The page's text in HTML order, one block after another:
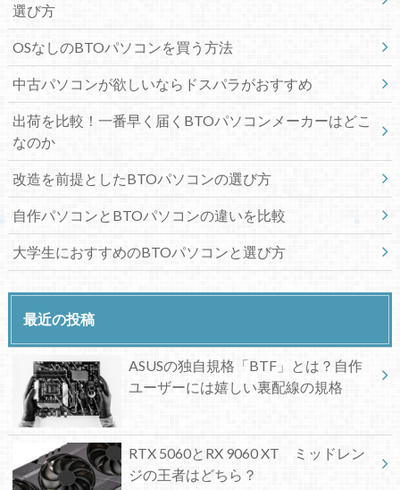
選び方
OSなしのBTOパソコンを買う方法
中古パソコンが欲しいならドスパラがおすすめ
出荷を比較！一番早く届くBTOパソコンメーカーはどこ
なのか
改造を前提としたBTOパソコンの選び方
自作パソコンとBTOパソコンの違いを比較
大学生におすすめのBTOパソコンと選び方
最近の投稿
ASUSの独自規格「BTF」とは？自作
ユーザーには嬉しい裏配線の規格
RTX 5060とRX 9060 XT ミッドレン
ジの王者はどちら？